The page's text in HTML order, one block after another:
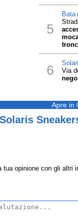
5
Bata
6
Via
Apre in
opinione con gli altri